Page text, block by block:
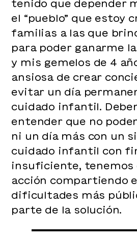
tenido que depender
el “pueblo” que estoy
familias a las que
para poder ganarme
y mis gemelos de 4
ansiosa de crear
evitar un día
cuidado infantil.
entender que no
ni un día más con un
cuidado infantil con
insuficiente, tenemos
acción compartiendo
dificultades más
parte de la solución.